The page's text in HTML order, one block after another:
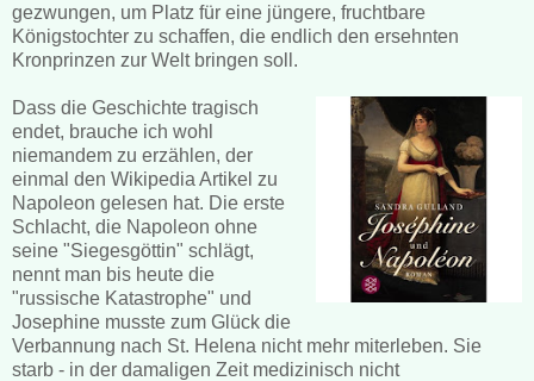
gezwungen, um Platz für eine jüngere, fruchtbare
Königstochter zu schaffen, die endlich den ersehnten
Kronprinzen zur Welt bringen soll.
Dass die Geschichte tragisch
endet, brauche ich wohl
niemandem zu erzählen, der
einmal den Wikipedia Artikel zu
Napoleon gelesen hat. Die erste
Schlacht, die Napoleon ohne
seine "Siegesgöttin" schlägt,
nennt man bis heute die
"russische Katastrophe" und
Josephine musste zum Glück die
Verbannung nach St. Helena nicht mehr miterleben. Sie
starb - in der damaligen Zeit medizinisch nicht